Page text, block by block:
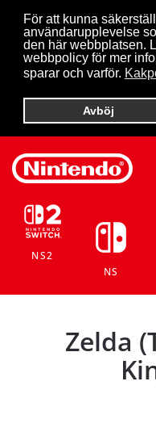
För att kunna
användarupplevelse
den här webbplatsen.
webbpolicy för mer
sparar och varför.
Avböj
Skip to main content
NS2
NS
Zelda